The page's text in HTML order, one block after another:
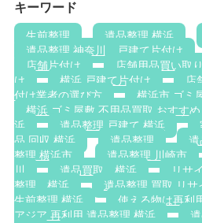
キーワード
生前整理 遺品整理 横浜
遺品整理 神奈川，戸建て片付け
店舗片付け
店舗用品買い取り
け
横浜 戸建て片付け 店
付け業者の選び方
横浜市 ゴミ
横浜 ゴミ屋敷 不用品買取 おすすめ
浜
遺品整理 戸建て 横浜
品 回収 横浜
遺品整理 遺
整理 横浜市
遺品整理 川崎市
川
遺品買取 横浜 リサ
整理 横浜
遺品整理 買取 リサ
生前整理 横浜
使える物は再利
アジア 再利用 遺品整理 横浜